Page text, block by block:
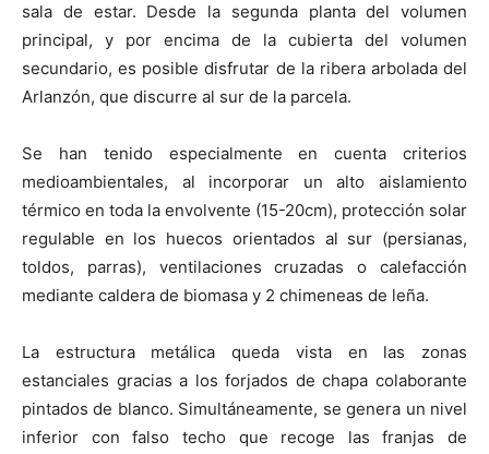
sala de estar. Desde la segunda planta del volumen
principal, y por encima de la cubierta del volumen
secundario, es posible disfrutar de la ribera arbolada del
Arlanzón, que discurre al sur de la parcela.
Se han tenido especialmente en cuenta criterios
medioambientales, al incorporar un alto aislamiento
térmico en toda la envolvente (15-20cm), protección solar
regulable en los huecos orientados al sur (persianas,
toldos, parras), ventilaciones cruzadas o calefacción
mediante caldera de biomasa y 2 chimeneas de leña.
La estructura metálica queda vista en las zonas
estanciales gracias a los forjados de chapa colaborante
pintados de blanco. Simultáneamente, se genera un nivel
inferior con falso techo que recoge las franjas de